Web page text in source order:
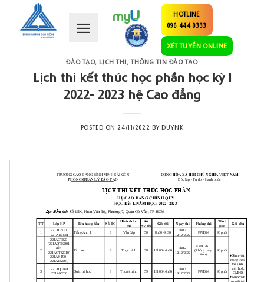
content
HOTLINE
096 444 0333
XÉT TUYỂN ONLINE
ĐÀO TẠO, LỊCH THI,THÔNG TIN ĐÀO TẠO
Lịch thi kết thúc học phần học kỳ I
2022- 2023 hệ Cao đẳng
POSTED ON 24/11/2022 BYDUYNK